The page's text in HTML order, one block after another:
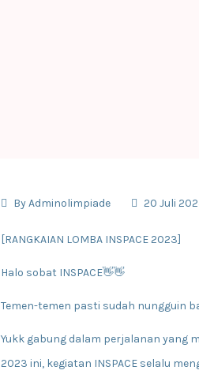
ByAdminolimpiade 20 Juli
[RANGKAIAN LOMBA INSPACE 2023]
Halo sobat INSPACE👋👋
Temen-temen pasti sudah nungguin
Yukk gabung dalam perjalanan yang
2023 ini, kegiatan INSPACE selalu